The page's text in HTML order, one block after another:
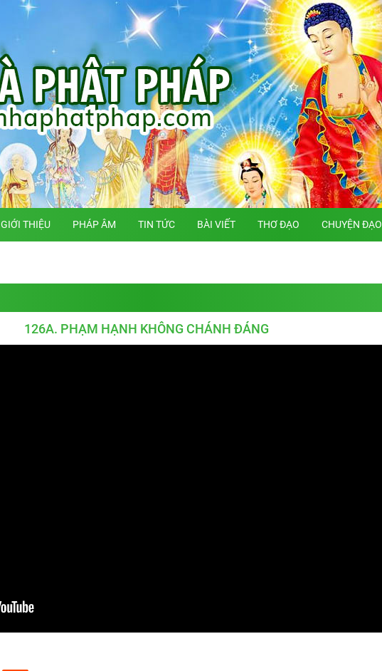
GIỚI THIỆU PHÁP ÂM TIN TỨC BÀI VIẾT THƠ ĐẠO CHUYỆN ĐẠO
126A. PHẠM HẠNH KHÔNG CHÁNH ĐÁNG